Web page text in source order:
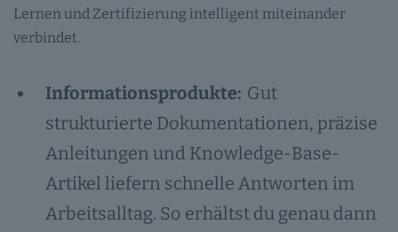
Lernen und Zertifizierung intelligent miteinander
verbindet.
Informationsprodukte: Gut
strukturierte Dokumentationen, präzise
Anleitungen und Knowledge-Base-
Artikel liefern schnelle Antworten im
Arbeitsalltag. So erhältst du genau dann